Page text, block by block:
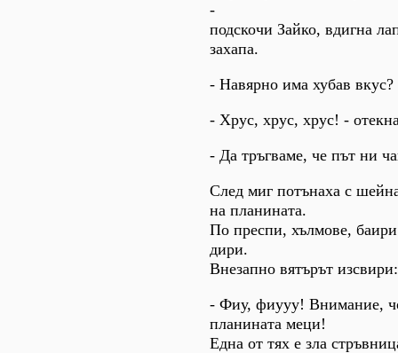
-
подскочи Зайко, вдигна
захапа.
- Навярно има хубав
- Хрус, хрус, хрус! -
- Да тръгваме, че път ни
След миг потънаха с
на планината.
По преспи, хълмове,
дири.
Внезапно вятърът изсвири:
- Фиу, фиууу! Внимание,
планината меци!
Една от тях е зла